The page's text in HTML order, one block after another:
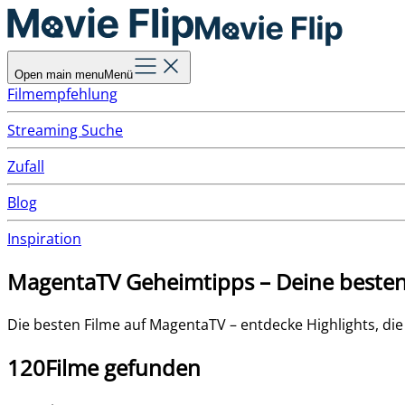
Open main menuMenü
Filmempfehlung
Streaming Suche
Zufall
Blog
Inspiration
MagentaTV Geheimtipps – Deine
Die besten Filme auf MagentaTV – entdecke Highlights,
120Filme gefunden